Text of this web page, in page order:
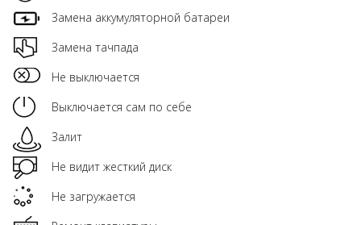
Замена аккумуляторной батареи
Замена тачпада
Не выключается
Выключается сам по себе
Залит
Не видит жесткий диск
Не загружается